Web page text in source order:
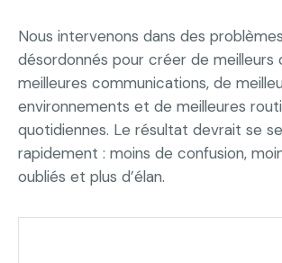
Nous intervenons dans des
désordonnés pour créer de meilleurs
meilleures communications, de
environnements et de meilleures
quotidiennes. Le résultat devrait se
rapidement : moins de confusion,
oubliés et plus d’élan.